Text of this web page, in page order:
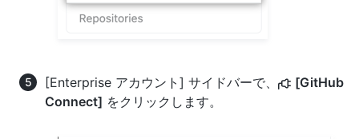
[Enterprise アカウント] サイドバーで、
[GitHub
Connect] をクリックします。